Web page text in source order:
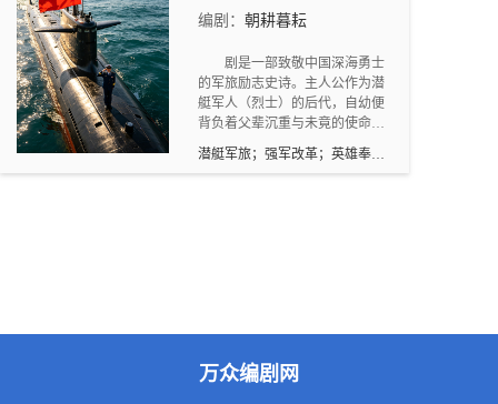
展和应用场景展开设想，并
下家庭教育和儿童心理的一
些问题。特别设计的故事开
场，多次反转，吸引眼球。
年献礼剧）
编剧： 朝耕暮耘
剧是一部致敬中国深海勇士
的军旅励志史诗。主人公作为潜
艇军人（烈士）的后代，自幼便
背负着父辈沉重与未竟的使命。
他毅然投身海军，在父辈荣光与
屈辱交织的精神驱动下，成长为
使命的担当，以及向海图强的坚
定决心。
潜艇军旅；强军改革；英雄奉
献；军属情怀
万众编剧网